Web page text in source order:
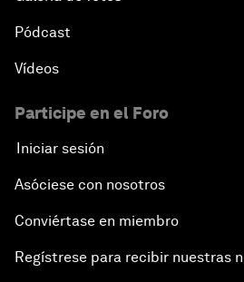
Pódcast
Vídeos
Participe en el Foro
Iniciar sesión
Asóciese con nosotros
Conviértase en miembro
Regístrese para recibir nuestras